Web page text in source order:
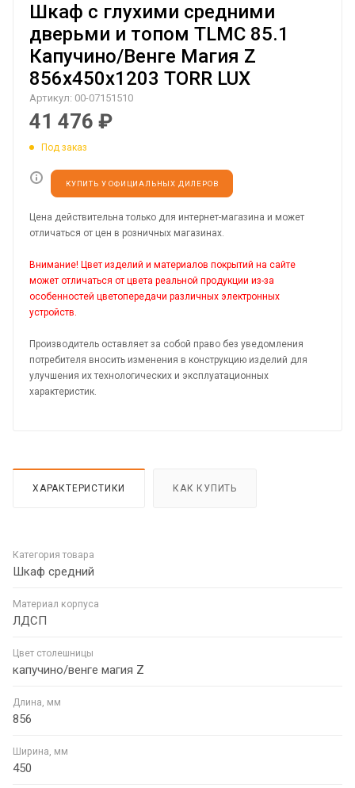
Шкаф с глухими средними
дверьми и топом TLMC 85.1
Капучино/Венге Магия Z
856х450х1203 TORR LUX
Артикул: 00-07151510
41 476 ₽
Под заказ
КУПИТЬ У ОФИЦИАЛЬНЫХ ДИЛЕРОВ
Цена действительна только для интернет-магазина и может
отличаться от цен в розничных магазинах.
Внимание! Цвет изделий и материалов покрытий на сайте
может отличаться от цвета реальной продукции из-за
особенностей цветопередачи различных электронных
устройств.
Производитель оставляет за собой право без уведомления
потребителя вносить изменения в конструкцию изделий для
улучшения их технологических и эксплуатационных
характеристик.
ХАРАКТЕРИСТИКИ КАК КУПИТЬ
Категория товара
Шкаф средний
Материал корпуса
ЛДСП
Цвет столешницы
капучино/венге магия Z
Длина, мм
856
Ширина, мм
450